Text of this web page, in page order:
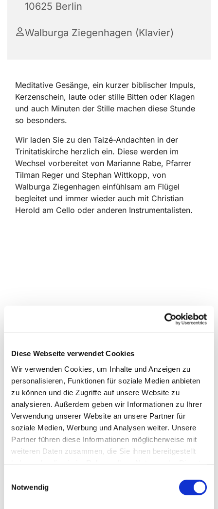
Diese Webseite verwendet Cookies
Wir verwenden Cookies, um Inhalte und Anzeigen zu
personalisieren, Funktionen für soziale Medien anbieten
zu können und die Zugriffe auf unsere Website zu
analysieren. Außerdem geben wir Informationen zu Ihrer
Verwendung unserer Website an unsere Partner für
soziale Medien, Werbung und Analysen weiter. Unsere
Partner führen diese Informationen möglicherweise mit
weiteren Daten zusammen, die Sie ihnen bereitgestellt
Notwendig
10625 Berlin
Walburga Ziegenhagen (Klavier)
Meditative Gesänge, ein kurzer biblischer Impuls,
Kerzenschein, laute oder stille Bitten oder Klagen
und auch Minuten der Stille machen diese Stunde
so besonders.
Wir laden Sie zu den Taizé-Andachten in der
Trinitatiskirche herzlich ein. Diese werden im
Wechsel vorbereitet von Marianne Rabe, Pfarrer
Tilman Reger und Stephan Wittkopp, von
Walburga Ziegenhagen einfühlsam am Flügel
begleitet und immer wieder auch mit Christian
Herold am Cello oder anderen Instrumentalisten.
Dies könnte Sie auch
interessieren